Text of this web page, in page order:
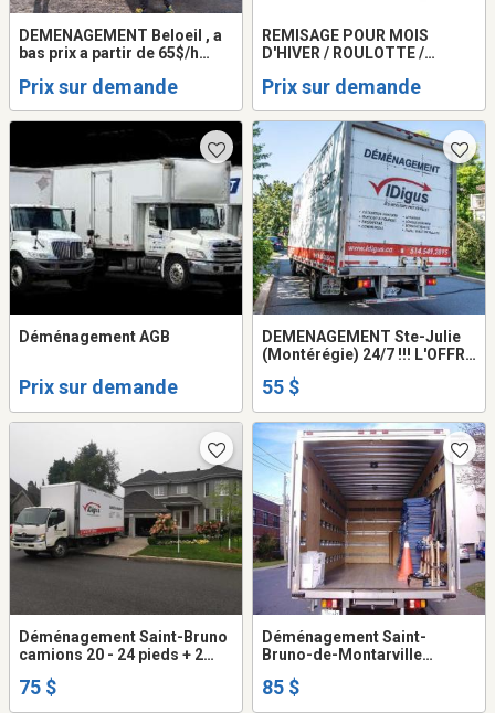
DEMENAGEMENT Beloeil , a
bas prix a partir de 65$/h
demenageurs.514-549-2895
Prix sur demande
REMISAGE POUR MOIS
D'HIVER / ROULOTTE /
EXTÉRIEUR SVP
COMMUNIQUER PAR tel 450
467-0736
Prix sur demande
Déménagement AGB
Prix sur demande
DEMENAGEMENT Ste-Julie
(Montérégie) 24/7 !!! L'OFFRE
camion 20 - 24 pieds + 2
55 $
Déménagement Saint-Bruno
camions 20 - 24 pieds + 2
diesel inclus dans prix ... )
75 $
Déménagement Saint-
Bruno-de-Montarville
déménageurs ( frais Gas -
85 $